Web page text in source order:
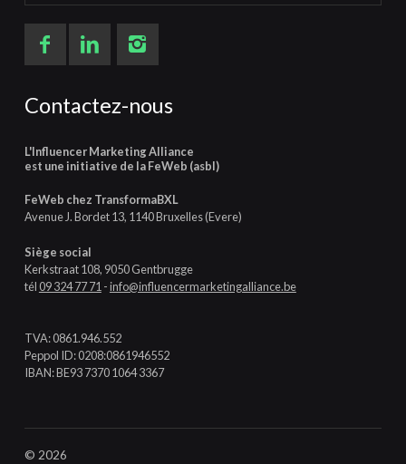
Contactez-nous
L'Influencer Marketing Alliance
est une initiative de la FeWeb (asbl)
FeWeb chez TransformaBXL
Avenue J. Bordet 13, 1140 Bruxelles (Evere)
Siège social
Kerkstraat 108, 9050 Gentbrugge
tél09 324 77 71-info@influencermarketingalliance.be
TVA: 0861.946.552
Peppol ID: 0208:0861946552
IBAN: BE93 7370 1064 3367
© 2026